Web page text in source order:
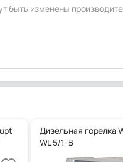
быть изменены
Дизельная горелка
WL 5/1-B